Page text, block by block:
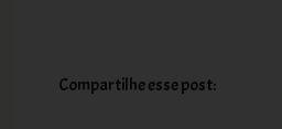
Compartilhe esse post: